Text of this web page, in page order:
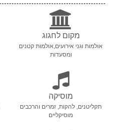
מקום לחגוג
אולמות וגני אירועים,אולמות קטנים
ומסעדות
מוסיקה
תקליטנים, להקות, זמרים והרכבים
מוסיקליים